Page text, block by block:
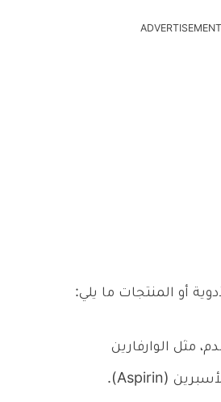
ADVERTISEMENT
أو المنتجات ما يلي:
مثل الوارفارين